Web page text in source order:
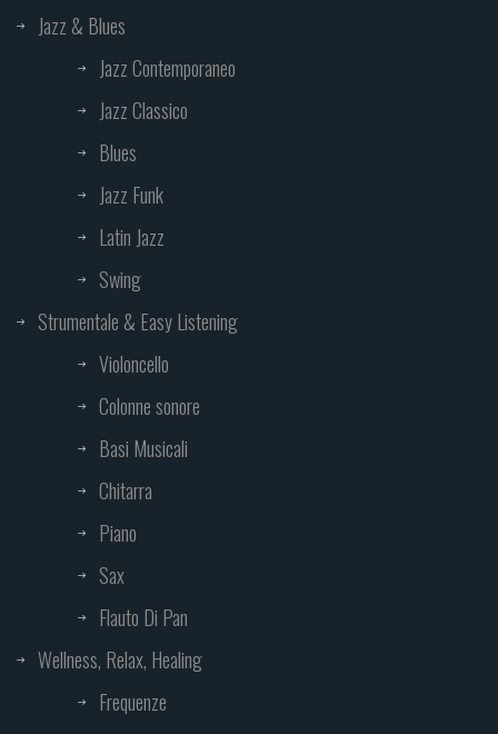
Jazz & Blues
Jazz Contemporaneo
Jazz Classico
Blues
Jazz Funk
Latin Jazz
Swing
Strumentale & Easy Listening
Violoncello
Colonne sonore
Basi Musicali
Chitarra
Piano
Sax
Flauto Di Pan
Wellness, Relax, Healing
Frequenze